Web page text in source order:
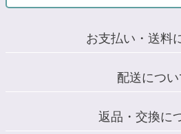
お支払い・送料
配送につい
返品・交換に